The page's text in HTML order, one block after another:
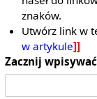
znaków.
Utwórz link w
w artykule]]
Zacznij wpisywać